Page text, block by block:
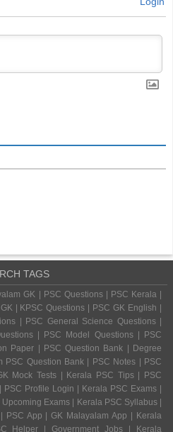
TAGS
GK | PSC Questions | PSC Kerala |
| KPSC Questions | PSC GK English |
| PSC General Science Questions |
| PSC Model Questions | PSC
Paper | PSC Question Bank | Degree
PSC Question Bank | PSC Notes | PSC
Mock Tests | Kerala PSC Tips | PSC
Profile Login | Kerala PSC Exams |
Exams | Kerala PSC Syllabus |
PSC App | GK Malayalam App | Kerala
Helper | Government Jobs | Kerala